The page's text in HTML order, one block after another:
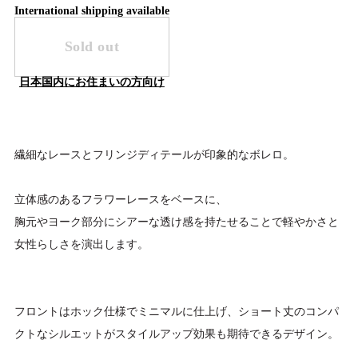
International shipping available
Sold out
日本国内にお住まいの方向け
繊細なレースとフリンジディテールが印象的なボレロ。
立体感のあるフラワーレースをベースに、
胸元やヨーク部分にシアーな透け感を持たせることで軽やかさと
女性らしさを演出します。
フロントはホック仕様でミニマルに仕上げ、ショート丈のコンパ
クトなシルエットがスタイルアップ効果も期待できるデザイン。